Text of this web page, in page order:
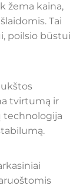
žema kaina,
Tai
poilsio būstui
tvirtumą ir
technologija